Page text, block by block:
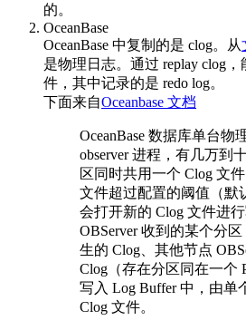
的。
OceanBase
OceanBase 中复制的是 clog。从
是物理日志。通过 replay clog
件，其中记录的是 redo log。
下面来自Oceanbase 文档
OceanBase 数据库单台物
observer 进程，有几万到
区同时共用一个 Clog 文
文件超过配置的阈值（默
会打开新的 Clog 文件进行
OBServer 收到的某个分
生的 Clog、其他节点
Clog（存在分区同在一个
写入 Log Buffer 中，由单
Clog 文件。